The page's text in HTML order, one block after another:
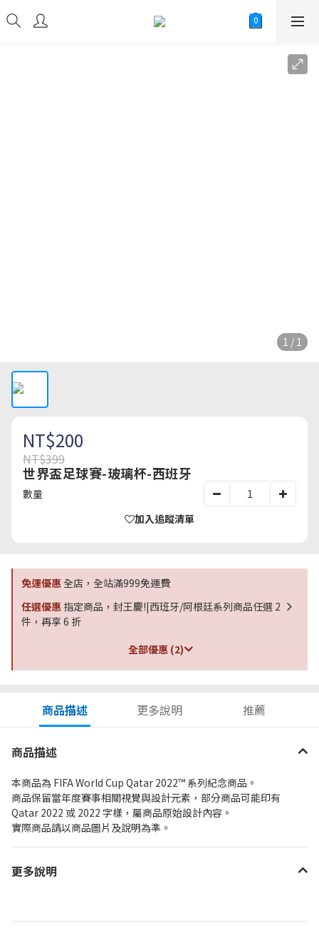
1 / 1
NT$200
NT$399
世界盃足球賽-玻璃杯-西班牙
數量
加入追蹤清單
免運優惠全店，全站滿999免運費
任選優惠 指定商品，封王慶!|西班牙/阿根廷系列商品任選 2
件，再享 6 折
全部優惠 (2)
商品描述 更多說明 推薦
商品描述
本商品為 FIFA World Cup Qatar 2022™ 系列紀念商品。
商品保留當年度賽事相關視覺與設計元素，部分商品可能印有
Qatar 2022 或 2022 字樣，屬商品原始設計內容。
實際商品請以商品圖片及說明為準。
更多說明